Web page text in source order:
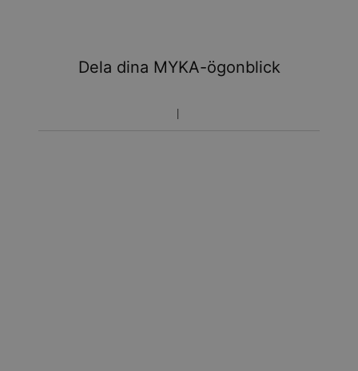
Dela dina MYKA-ögonblick